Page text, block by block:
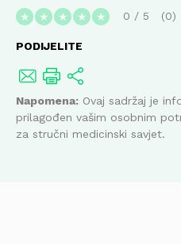
★ ★ ★ ★ ★ 0 / 5 0
PODIJELITE
Napomena: Ovaj sadržaj je
prilagođen vašim osobnim
za stručni medicinski savjet.